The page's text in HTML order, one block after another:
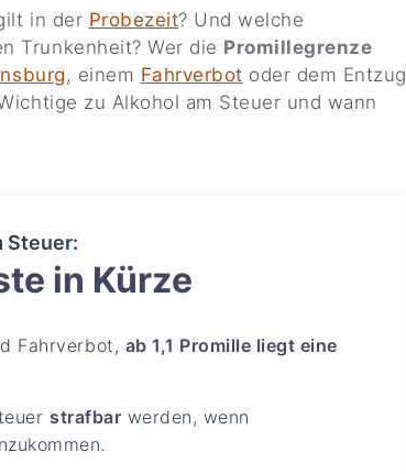
in der Probezeit? Und welche
Trunkenheit? Wer die Promillegrenze
, einem Fahrverbot oder dem Entzug
zu Alkohol am Steuer und wann
Steuer:
in Kürze
Fahrverbot, ab 1,1 Promille liegt eine
strafbar werden, wenn